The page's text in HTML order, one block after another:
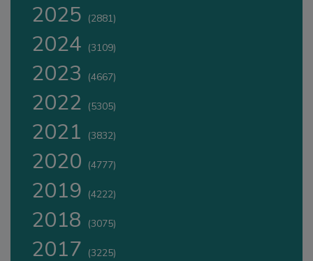
2025 (2881)
2024 (3109)
2023 (4667)
2022 (5305)
2021 (3832)
2020 (4777)
2019 (4222)
2018 (3075)
2017 (3225)